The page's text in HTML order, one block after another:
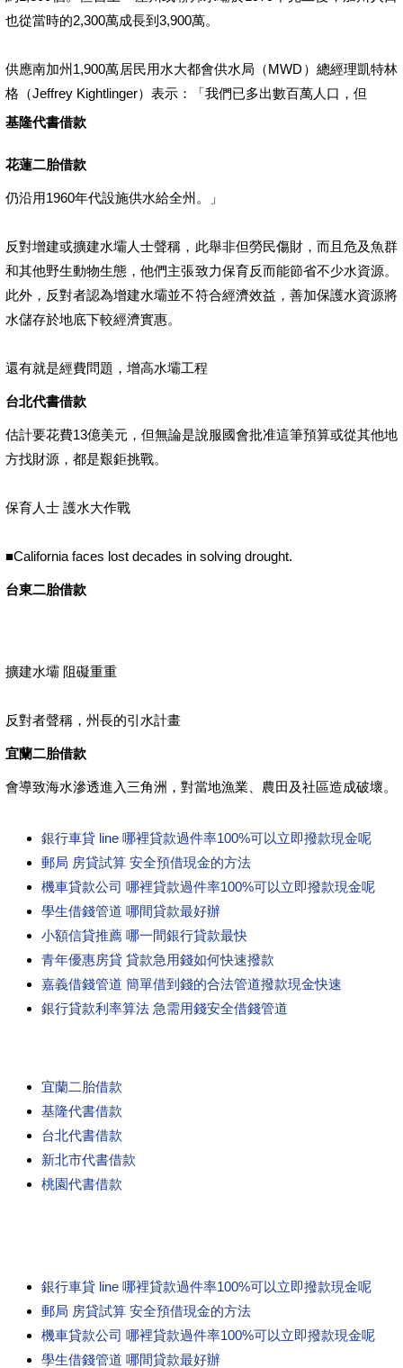
也從當時的2,300萬成長到3,900萬。
供應南加州1,900萬居民用水大都會供水局（MWD）總經理凱特林
格（Jeffrey Kightlinger）表示：「我們已多出數百萬人口，但
基隆代書借款
花蓮二胎借款
仍沿用1960年代設施供水給全州。」
反對增建或擴建水壩人士聲稱，此舉非但勞民傷財，而且危及魚群
和其他野生動物生態，他們主張致力保育反而能節省不少水資源。
此外，反對者認為增建水壩並不符合經濟效益，善加保護水資源將
水儲存於地底下較經濟實惠。
還有就是經費問題，增高水壩工程
台北代書借款
估計要花費13億美元，但無論是說服國會批准這筆預算或從其他地
方找財源，都是艱鉅挑戰。
保育人士 護水大作戰
■California faces lost decades in solving drought.
台東二胎借款
擴建水壩 阻礙重重
反對者聲稱，州長的引水計畫
宜蘭二胎借款
會導致海水滲透進入三角洲，對當地漁業、農田及社區造成破壞。
銀行車貸 line 哪裡貸款過件率100%可以立即撥款現金呢
郵局 房貸試算 安全預借現金的方法
機車貸款公司 哪裡貸款過件率100%可以立即撥款現金呢
學生借錢管道 哪間貸款最好辦
小額信貸推薦 哪一間銀行貸款最快
青年優惠房貸 貸款急用錢如何快速撥款
嘉義借錢管道 簡單借到錢的合法管道撥款現金快速
銀行貸款利率算法 急需用錢安全借錢管道
宜蘭二胎借款
基隆代書借款
台北代書借款
新北市代書借款
桃園代書借款
銀行車貸 line 哪裡貸款過件率100%可以立即撥款現金呢
郵局 房貸試算 安全預借現金的方法
機車貸款公司 哪裡貸款過件率100%可以立即撥款現金呢
學生借錢管道 哪間貸款最好辦